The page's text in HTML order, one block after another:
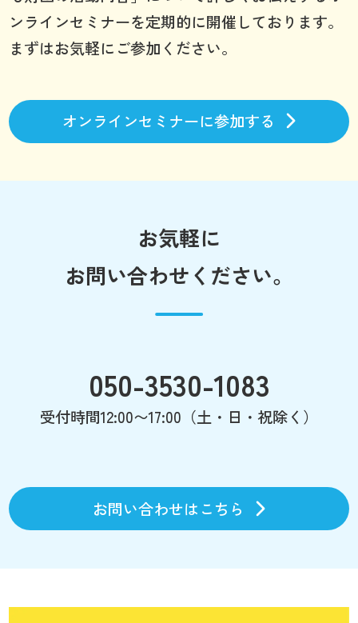
ンラインセミナーを定期的に開催しております。
まずはお気軽にご参加ください。
オンラインセミナーに参加する
お気軽に
お問い合わせください。
050-3530-1083
受付時間12:00〜17:00（土・日・祝除く）
お問い合わせはこちら